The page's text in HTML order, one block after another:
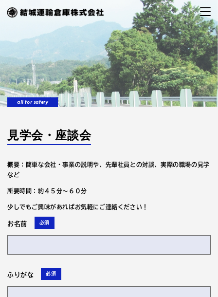
all for safety
見学会・座談会
概要：簡単な会社・事業の説明や、先輩社員との対談、実際の職場の見学
など
所要時間：約４５分～６０分
少しでもご興味があればお気軽にご連絡ください！
お名前 必須
ふりがな 必須